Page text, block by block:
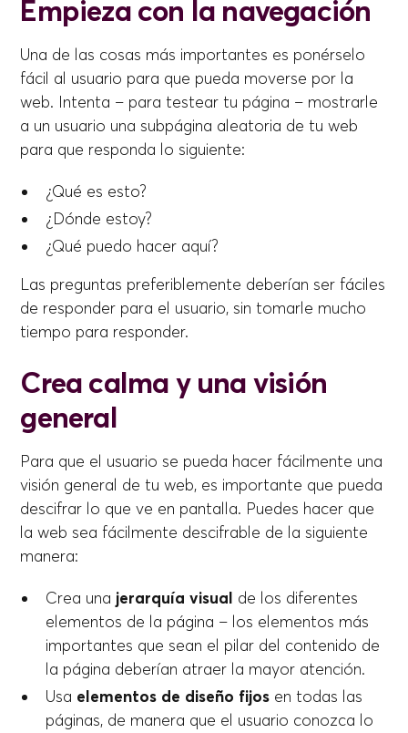
Empieza con la navegación
Una de las cosas más importantes es ponérselo
fácil al usuario para que pueda moverse por la
web. Intenta – para testear tu página – mostrarle
a un usuario una subpágina aleatoria de tu web
para que responda lo siguiente:
¿Qué es esto?
¿Dónde estoy?
¿Qué puedo hacer aquí?
Las preguntas preferiblemente deberían ser fáciles
de responder para el usuario, sin tomarle mucho
tiempo para responder.
Crea calma y una visión
general
Para que el usuario se pueda hacer fácilmente una
visión general de tu web, es importante que pueda
descifrar lo que ve en pantalla. Puedes hacer que
la web sea fácilmente descifrable de la siguiente
manera:
Crea una jerarquía visual de los diferentes
elementos de la página – los elementos más
importantes que sean el pilar del contenido de
la página deberían atraer la mayor atención.
Usa elementos de diseño fijos en todas las
páginas, de manera que el usuario conozca lo